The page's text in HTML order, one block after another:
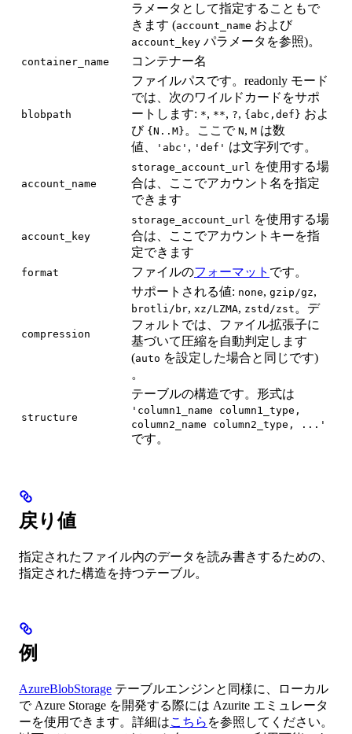
ラメータとして指定することもで
きます (account_name および
account_key パラメータを参照)。
container_name コンテナー名
blobpath
ファイルパスです。readonly モード
では、次のワイルドカードをサポ
ートします: *, **, ?, {abc,def} およ
び {N..M} 。ここで N, M は数
値、
'abc' , 'def' は文字列です。
account_name
storage_account_url を使用する場
合は、ここでアカウント名を指定
できます
account_key
storage_account_url を使用する場
合は、ここでアカウントキーを指
定できます
format ファイルのフォーマット です。
compression
サポートされる値: none, gzip/gz,
brotli/br, xz/LZMA, zstd/zst 。デ
フォルトでは、ファイル拡張子に
基づいて圧縮を自動判定します
(auto を設定した場合と同じです)
。
structure
テーブルの構造です。形式は
'column1_name column1_type,
column2_name column2_type, ...'
です。
戻り値
指定されたファイル内のデータを読み書きするための、
指定された構造を持つテーブル。
例
AzureBlobStorage テーブルエンジンと同様に、ローカル
で Azure Storage を開発する際には Azurite エミュレータ
ーを使用できます。詳細はこちら を参照してください。